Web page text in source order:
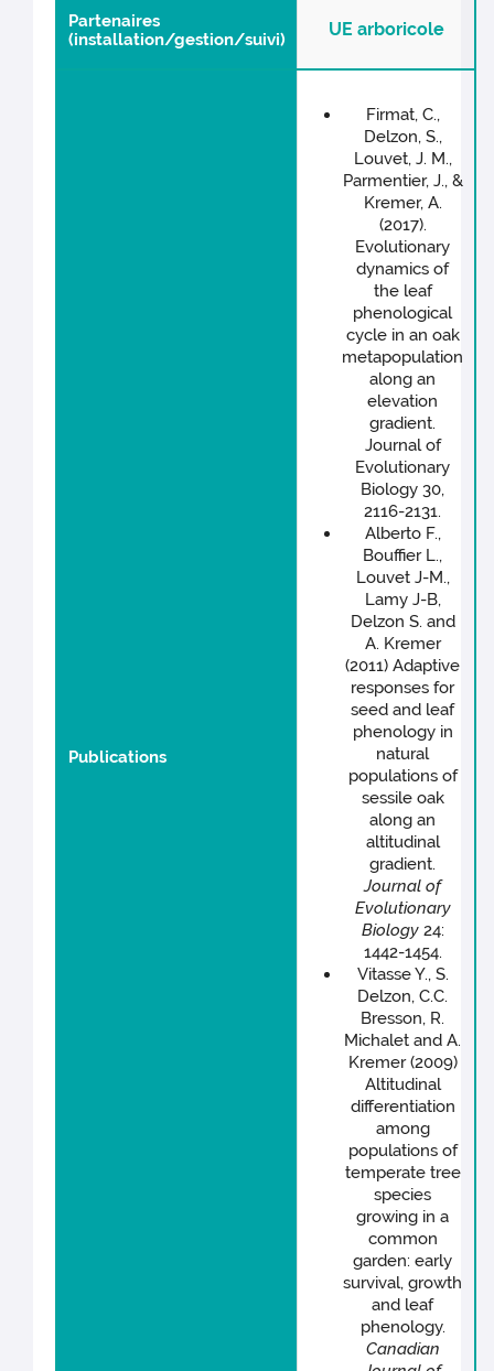
Partenaires
(installation/gestion/suivi)
UE arboricole
Publications
Firmat, C.,
Delzon, S.,
Louvet, J. M.,
Parmentier, J., &
Kremer, A.
(2017).
Evolutionary
dynamics of
the leaf
phenological
cycle in an oak
metapopulation
along an
elevation
gradient.
Journal of
Evolutionary
Biology 30,
2116-2131.
Alberto F.,
Bouffier L.,
Louvet J-M.,
Lamy J-B,
Delzon S. and
A. Kremer
(2011) Adaptive
responses for
seed and leaf
phenology in
natural
populations of
sessile oak
along an
altitudinal
gradient.
Journal of
Evolutionary
Biology24:
1442-1454.
Vitasse Y., S.
Delzon, C.C.
Bresson, R.
Michalet and A.
Kremer (2009)
Altitudinal
differentiation
among
populations of
temperate tree
species
growing in a
common
garden: early
survival, growth
and leaf
phenology.
Canadian